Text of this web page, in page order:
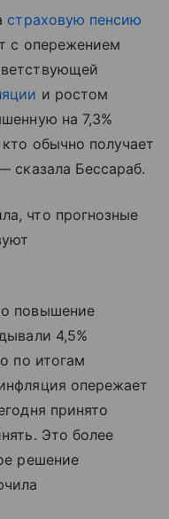
страховую пенсию
с опережением
и ростом
на 7,3%
обычно получает
сказала Бессараб.
что прогнозные
повышение
4,5%
по итогам
опережает
принято
Это более
решение